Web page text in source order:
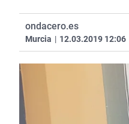
ondacero.es
Murcia | 12.03.2019 12:06